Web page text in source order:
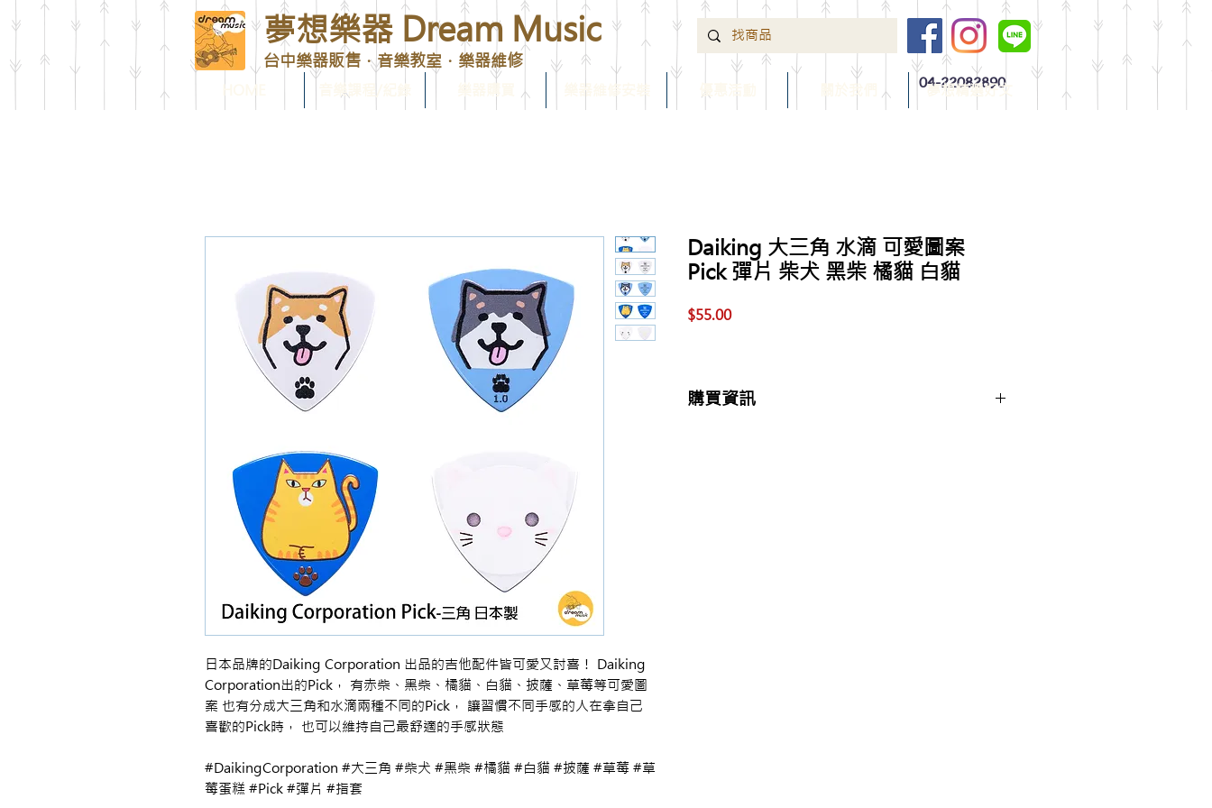
夢想樂器 Dream Music
台中樂器販售．音樂教室．樂器維修
04-22082890
音樂課程/紀錄 樂器購買 樂器維修安裝 關於我們 夢想精選好文
日本品牌的Daiking Corporation 出品的吉他配件皆可愛又討喜！ Daiking
Corporation出的Pick， 有赤柴、黑柴、橘貓、白貓、披薩、草莓等可愛圖
案 也有分成大三角和水滴兩種不同的Pick， 讓習慣不同手感的人在拿自己
喜歡的Pick時， 也可以維持自己最舒適的手感狀態
#DaikingCorporation #大三角 #柴犬 #黑柴 #橘貓 #白貓 #披薩 #草莓 #草
莓蛋糕 #Pick #彈片 #指套
Daiking 大三角 水滴 可愛圖案
Pick 彈片 柴犬 黑柴 橘貓 白貓
$55.00價
購買資訊